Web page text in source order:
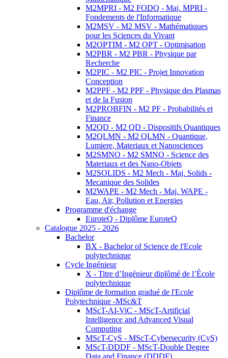
M2MPRI - M2 FODQ - Maj. MPRI -
Fondements de l'Informatique
M2MSV - M2 MSV - Mathématiques
pour les Sciences du Vivant
M2OPTIM - M2 OPT - Optimisation
M2PBR - M2 PBR - Physique par
Recherche
M2PIC - M2 PIC - Projet Innovation
Conception
M2PPF - M2 PPF - Physique des Plasmas
et de la Fusion
M2PROBFIN - M2 PF - Probabilités et
Finance
M2QD - M2 QD - Dispositifs Quantiques
M2QLMN - M2 QLMN - Quantique,
Lumiere, Materiaux et Nanosciences
M2SMNO - M2 SMNO - Science des
Materiaux et des Nano-Objets
M2SOLIDS - M2 Mech - Maj. Solids -
Mecanique des Solides
M2WAPE - M2 Mech - Maj. WAPE -
Eau, Air, Pollution et Energies
Programme d'échange
EuroteQ - Diplôme EuroteQ
Catalogue 2025 - 2026
Bachelor
BX - Bachelor of Science de l'Ecole
polytechnique
Cycle Ingénieur
X - Titre d’Ingénieur diplômé de l’École
polytechnique
Diplôme de formation gradué de l'Ecole
Polytechnique -MSc&T
MScT-AI-ViC - MScT-Artificial
Intelligence and Advanced Visual
Computing
MScT-CyS - MScT-Cybersecurity (CyS)
MScT-DDDF - MScT-Double Degree
Data and Finance (DDDF)